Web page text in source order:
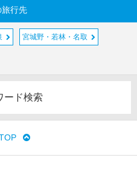
旅行先
宮城野・若林・名取
ード検索